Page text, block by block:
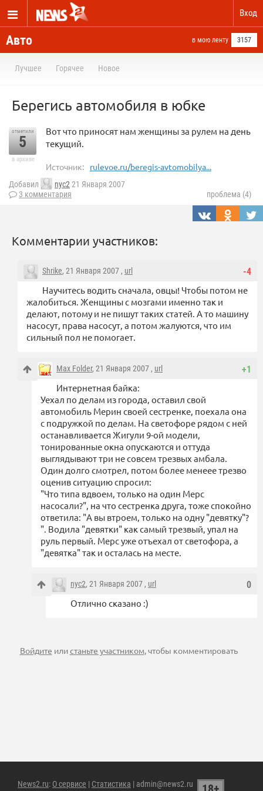
Вход
Авто в мою ленту 3157
Лучшее Горячее Новое
Берегись автомобиля в юбке
отметили
5
в архиве
Вот что приносят нам женщины за рулем на день
текущий.
Источник: rulevoe.ru/beregis-avtomobilya...
Добавил nyc221 Января 2007
3 комментария
проблема (4)
Комментарии участников:
-4
Shrike, 21 Января 2007 , url
Научитесь водить сначала, овцы! Чтобы потом не
жалобиться. Женщины с мозгами именно так и
делают, потому и не пишут таких статей. А то машину
насосут, права насосут, а потом жалуются, что им
сильный пол не помогает.
+1
Max Folder, 21 Января 2007 , url
Интернетная байка:
Уехал по делам из города, оставил свой
автомобиль Мерин своей сестренке, поехала она
с подружкой по делам. На светофоре рядом с ней
останавливается Жигули 9-ой модели,
тонированные окна опускаются и оттуда
выглядывают три не совсем трезвых амбала.
Один долго смотрел, потом более менеее трезво
оценив ситуацию спросил:
"Что типа вдвоем, только на один Мерс
насосали?", на что сестренка друга, тоже спокойно
ответила: "А вы втроем, только на одну "девятку"?
". Водила "девятки" как самый трезвый, упал на
руль первый. Мерс уже отъехал от светофора, а
"девятка" так и осталась на месте.
0
nyc2, 21 Января 2007 , url
Отлично сказано :)
Войдите илистаньте участником, чтобы комментировать
News2.ru: О сервисе | Статистика | admin@news2.ru